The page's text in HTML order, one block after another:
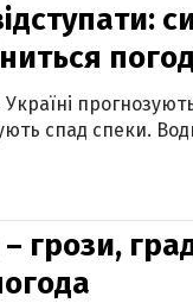
прогнозують
спад спеки.
грози,